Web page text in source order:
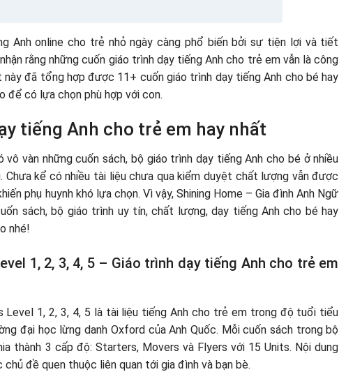
– Up Starter
– Giáo trình dạy tiếng anh cho bé
trình dạy tiếng Anh cho trẻ em mẫu giáo
trình dạy tiếng Anh cho trẻ em kết hợp Toán học
bé hiệu quả
Anh online cho trẻ nhỏ ngày càng phổ biến bởi sự tiện lợi và tiết
rằng những cuốn giáo trình dạy tiếng Anh cho trẻ em vẫn là công
đã tổng hợp được 11+ cuốn giáo trình dạy tiếng Anh cho bé hay
để có lựa chọn phù hợp với con.
tiếng Anh cho trẻ em hay nhất
vàn những cuốn sách, bộ giáo trình dạy tiếng Anh cho bé ở nhiều
Chưa kể có nhiều tài liệu chưa qua kiểm duyệt chất lượng vẫn được
phụ huynh khó lựa chọn. Vì vậy, Shining Home – Gia đình Anh Ngữ
sách, bộ giáo trình uy tín, chất lượng, dạy tiếng Anh cho bé hay
nhé!
1, 2, 3, 4, 5 – Giáo trình dạy tiếng Anh cho trẻ em
Level 1, 2, 3, 4, 5 là tài liệu tiếng Anh cho trẻ em trong độ tuổi tiểu
đại học lừng danh Oxford của Anh Quốc. Mỗi cuốn sách trong bộ
thành 3 cấp độ: Starters, Movers và Flyers với 15 Units. Nội dung
đề quen thuộc liên quan tới gia đình và bạn bè.